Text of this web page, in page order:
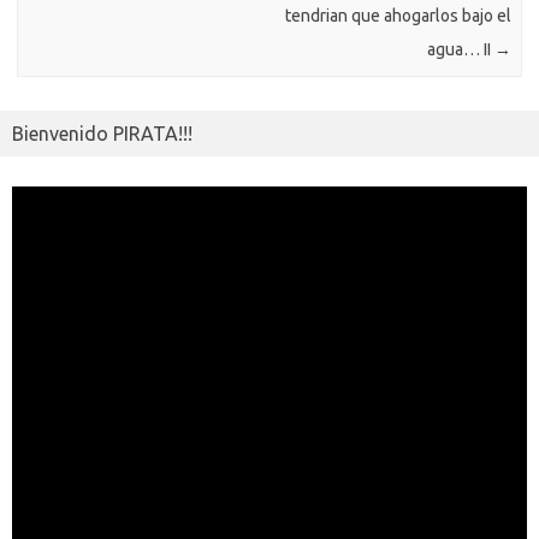
tendrian que ahogarlos bajo el
agua… II →
Bienvenido PIRATA!!!